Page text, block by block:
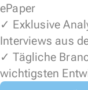
ePaper
✓ Exklusive
Interviews aus
✓ Tägliche
wichtigsten